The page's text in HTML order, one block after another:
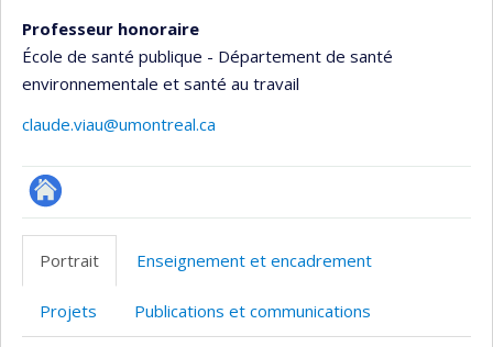
Professeur honoraire
École de santé publique - Département de santé
environnementale et santé au travail
claude.viau@umontreal.ca
Autre
Portrait Enseignement et encadrement
Projets Publications et communications